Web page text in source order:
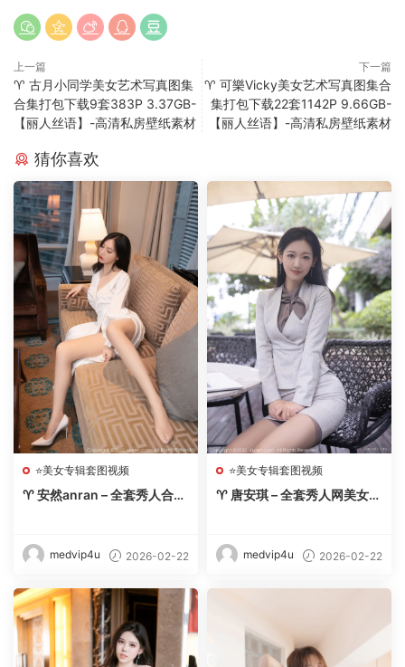
上一篇
♈ 古月小同学美女艺术写真图集
合集打包下载9套383P 3.37GB-
【丽人丝语】-高清私房壁纸素材
下一篇
♈ 可樂Vicky美女艺术写真图集合
集打包下载22套1142P 9.66GB-
【丽人丝语】-高清私房壁纸素材
猜你喜欢
⭐美女专辑套图视频
♈ 安然anran – 全套秀人合集
medvip4u 2026-02-22
⭐美女专辑套图视频
♈ 唐安琪 – 全套秀人网美女写
medvip4u 2026-02-22